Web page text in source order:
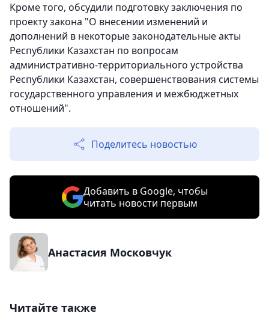
Кроме того, обсудили подготовку заключения по
проекту закона "О внесении изменений и
дополнений в некоторые законодательные акты
Республики Казахстан по вопросам
административно-территориального устройства
Республики Казахстан, совершенствования системы
государственного управления и межбюджетных
отношений".
Поделитесь новостью
Добавить в Google, чтобы
читать новости первым
Анастасия Московчук
Читайте также